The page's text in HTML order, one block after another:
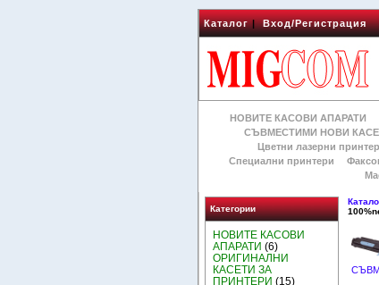
Каталог|Вход/Регистрация
НОВИТЕ КАСОВИ АПАРАТИ
СЪВМЕСТИМИ НОВИ
Цветни лазерни
Специални принтери
Категории
НОВИТЕ КАСОВИ
АПАРАТИ (6)
ОРИГИНАЛНИ
КАСЕТИ ЗА
ПРИНТЕРИ (15)